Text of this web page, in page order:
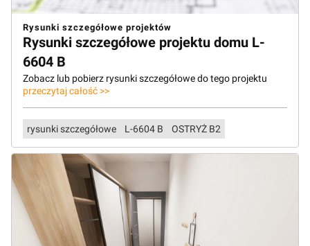
Rysunki szczegółowe projektów
Rysunki szczegółowe projektu domu L-
6604 B
Zobacz lub pobierz rysunki szczegółowe do tego projektu
przeczytaj całość >>
rysunki szczegółowe L-6604 B OSTRYŻ B2